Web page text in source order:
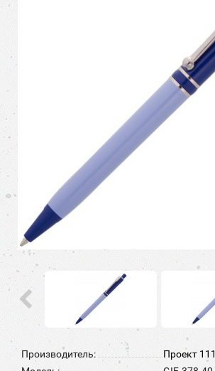
Производитель:
Проект 111